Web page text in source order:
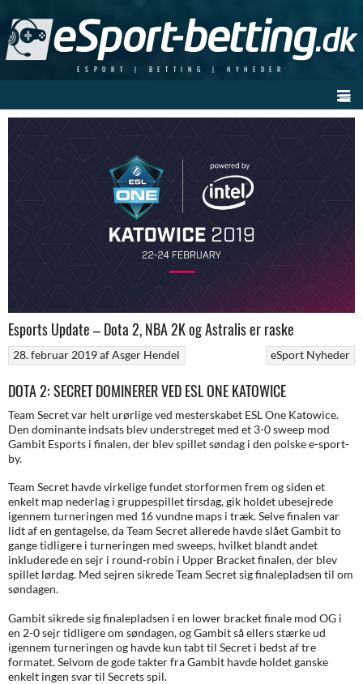
content
ESPORT | BETTING | NYHEDER
Esports Update – Dota 2, NBA 2K og Astralis er raske
eSport Nyheder
28. februar 2019afAsger Hendel
DOTA 2: SECRET DOMINERER VED ESL ONE KATOWICE
Team Secret var helt urørlige ved mesterskabet ESL One Katowice.
Den dominante indsats blev understreget med et 3-0 sweep mod
Gambit Esports i finalen, der blev spillet søndag i den polske e-sport-
by.
Team Secret havde virkelige fundet storformen frem og siden et
enkelt map nederlag i gruppespillet tirsdag, gik holdet ubesejrede
igennem turneringen med 16 vundne maps i træk. Selve finalen var
lidt af en gentagelse, da Team Secret allerede havde slået Gambit to
gange tidligere i turneringen med sweeps, hvilket blandt andet
inkluderede en sejr i round-robin i Upper Bracket finalen, der blev
spillet lørdag. Med sejren sikrede Team Secret sig finalepladsen til om
søndagen.
Gambit sikrede sig finalepladsen i en lower bracket finale mod OG i
en 2-0 sejr tidligere om søndagen, og Gambit så ellers stærke ud
igennem turneringen og havde kun tabt til Secret i bedst af tre
formatet. Selvom de gode takter fra Gambit havde holdet ganske
enkelt ingen svar til Secrets spil.